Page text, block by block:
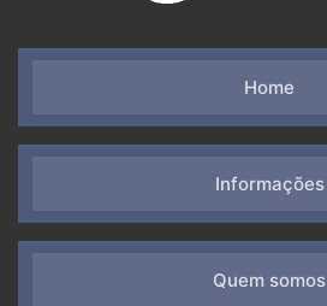
Home
Informações
Quem somos